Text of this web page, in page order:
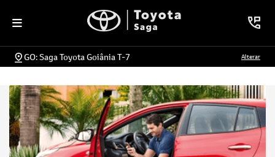
GO: Saga Toyota Goiânia T-7 Alterar